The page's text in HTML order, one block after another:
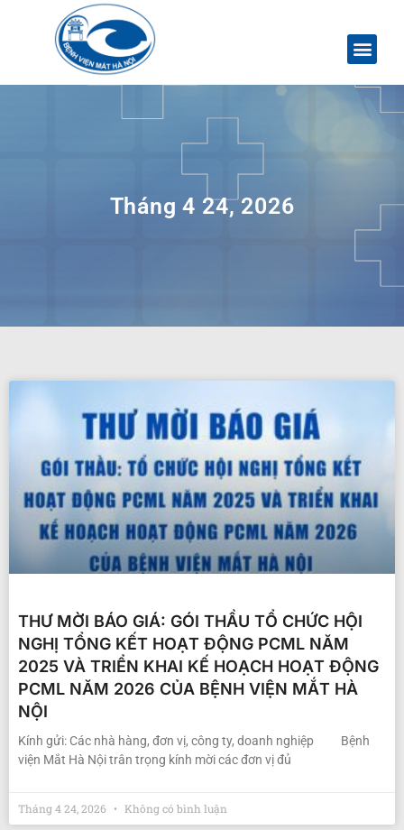
Tháng 4 24, 2026
THƯ MỜI BÁO GIÁ: GÓI THẦU TỔ CHỨC HỘI
NGHỊ TỔNG KẾT HOẠT ĐỘNG PCML NĂM
2025 VÀ TRIỂN KHAI KẾ HOẠCH HOẠT ĐỘNG
PCML NĂM 2026 CỦA BỆNH VIỆN MẮT HÀ
NỘI
Kính gửi: Các nhà hàng, đơn vị, công ty, doanh nghiệp Bệnh
viện Mắt Hà Nội trân trọng kính mời các đơn vị đủ
Tháng 4 24, 2026 Không có bình luận